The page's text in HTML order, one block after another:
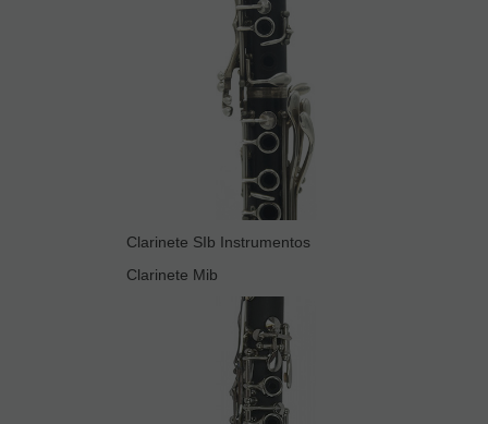
Clarinete SIb Instrumentos
Clarinete Mib